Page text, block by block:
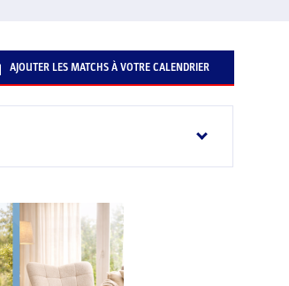
AJOUTER LES MATCHS À VOTRE CALENDRIER